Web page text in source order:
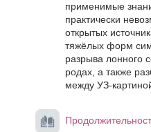
применимые
практически
открытых
тяжёлых форм
разрыва лонного
родах, а также
между УЗ-